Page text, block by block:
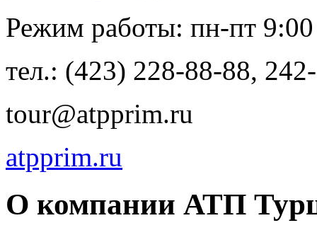
Режим работы: пн-пт
тел.: (423) 228-88-88,
tour@atpprim.ru
atpprim.ru
О компании АТП